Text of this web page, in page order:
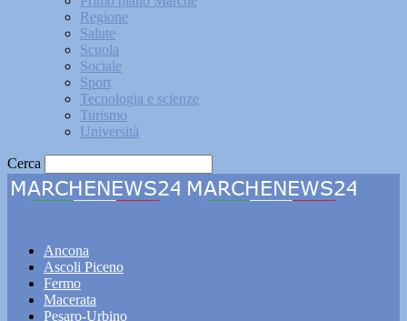
Regione
Salute
Scuola
Sociale
Sport
Tecnologia e scienze
Turismo
Università
Cerca
Ancona
Ascoli Piceno
Fermo
Macerata
Pesaro-Urbino